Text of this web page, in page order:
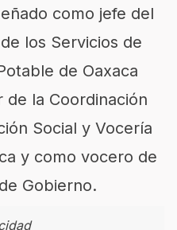
como jefe del
los Servicios de
de Oaxaca
de la Coordinación
Social y Vocería
y como vocero de
Gobierno.